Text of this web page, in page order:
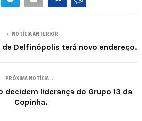
NOTÍCIA ANTERIOR
de Delfinópolis terá novo endereço.
PRÓXIMA NOTÍCIA
decidem liderança do Grupo 13 da
Copinha.